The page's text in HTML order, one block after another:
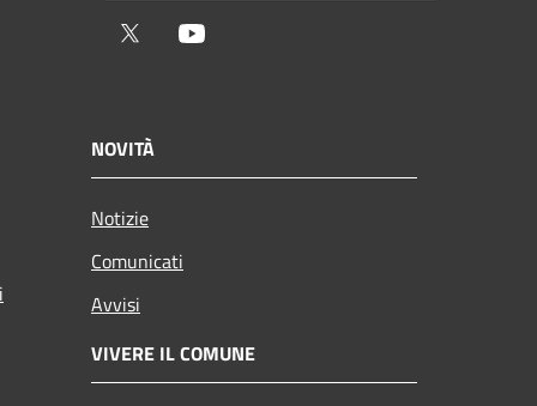
Twitter
NOVITÀ
Notizie
Comunicati
Avvisi
VIVERE IL COMUNE